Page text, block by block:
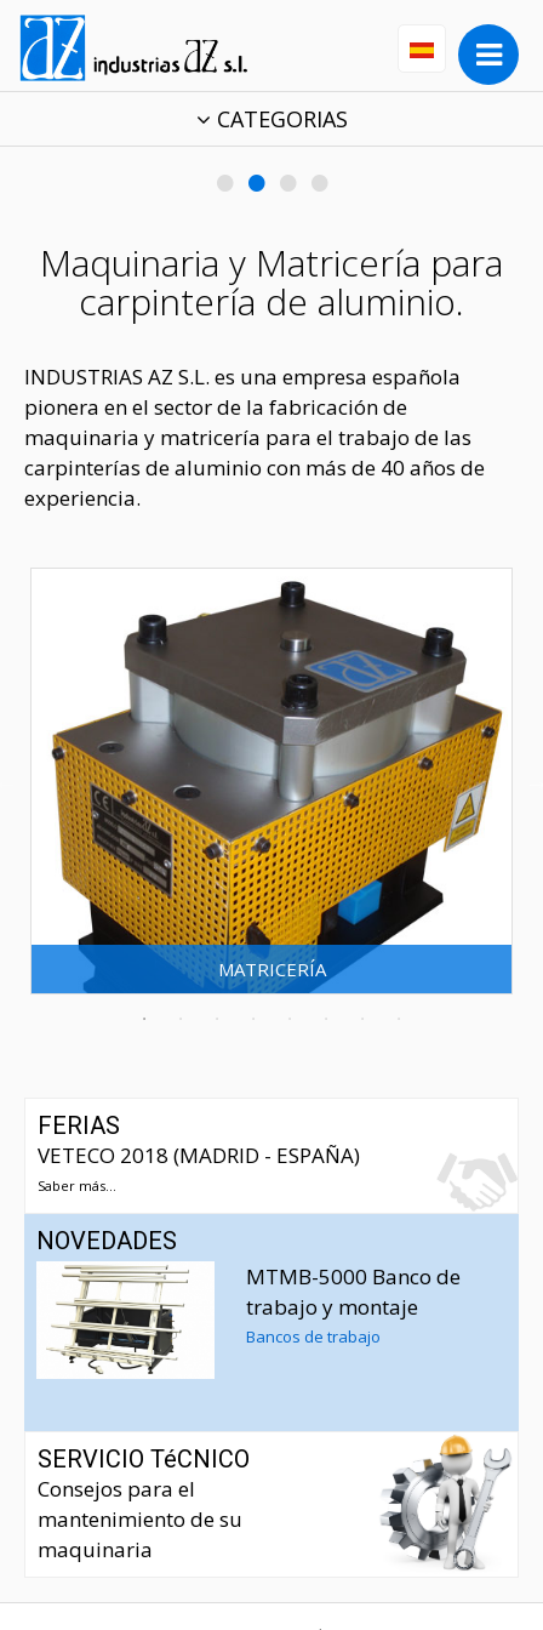
CATEGORIAS
• • • •
Maquinaria y Matricería para
carpintería de aluminio.
INDUSTRIAS AZ S.L. es una empresa española
pionera en el sector de la fabricación de
maquinaria y matricería para el trabajo de las
carpinterías de aluminio con más de 40 años de
experiencia.
MATRICERÍA
FERIAS
VETECO 2018 (MADRID - ESPAÑA)
Saber más...
NOVEDADES
MTMB-5000 Banco de
trabajo y montaje
Bancos de trabajo
SERVICIO TéCNICO
Consejos para el
mantenimiento de su
maquinaria